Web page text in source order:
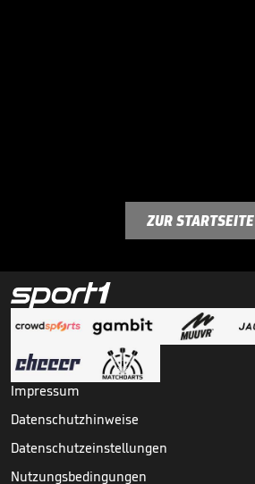
ZUR STARTSEITE
Impressum
Datenschutzhinweise
Datenschutzeinstellungen
Nutzungsbedingungen